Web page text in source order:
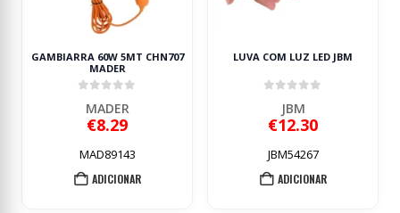
GAMBIARRA 60W 5MT CHN707
MADER
MADER
€8.29
MAD89143
ADICIONAR
LUVA COM LUZ LED JBM
JBM
€12.30
JBM54267
ADICIONAR